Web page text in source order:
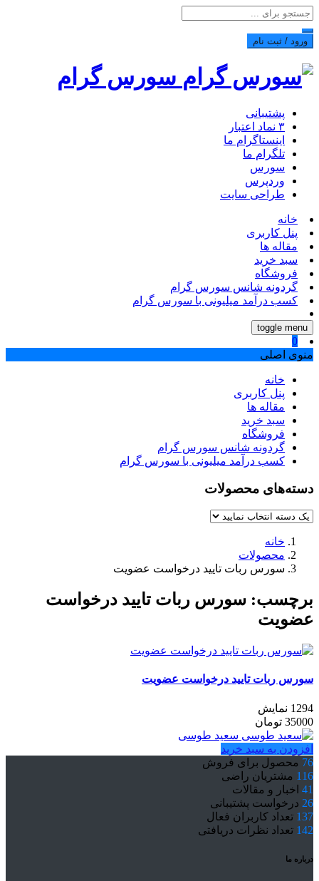
ورود / ثبت نام
سورس گرام
پشتیبانی
۳ نماد اعتبار
اینستاگرام ما
تلگرام ما
سورس
وردپرس
طراحی سایت
خانه
پنل کاربری
مقاله ها
سبد خرید
فروشگاه
گردونه شانس سورس گرام
کسب درآمد میلیونی با سورس گرام
toggle menu
0
منوی اصلی
خانه
پنل کاربری
مقاله ها
سبد خرید
فروشگاه
گردونه شانس سورس گرام
کسب درآمد میلیونی با سورس گرام
دسته‌های محصولات
خانه
محصولات
سورس ربات تایید درخواست عضویت
برچسب: سورس ربات تایید درخواست
عضویت
سورس ربات تایید درخواست عضویت
1294 نمایش
35000 تومان
سعید طوسی
افزودن به سبد خرید
76 محصول برای فروش
116 مشتریان راضی
41 اخبار و مقالات
26 درخواست پشتیبانی
137 تعداد کاربران فعال
142 تعداد نظرات دریافتی
درباره ما